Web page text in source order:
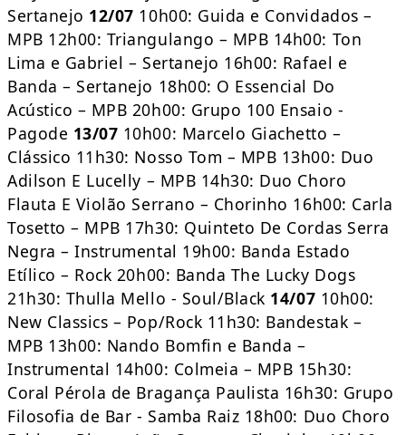
Sertanejo 12/07 10h00: Guida e Convidados –
MPB 12h00: Triangulango – MPB 14h00: Ton
Lima e Gabriel – Sertanejo 16h00: Rafael e
Banda – Sertanejo 18h00: O Essencial Do
Acústico – MPB 20h00: Grupo 100 Ensaio -
Pagode 13/07 10h00: Marcelo Giachetto –
Clássico 11h30: Nosso Tom – MPB 13h00: Duo
Adilson E Lucelly – MPB 14h30: Duo Choro
Flauta E Violão Serrano – Chorinho 16h00: Carla
Tosetto – MPB 17h30: Quinteto De Cordas Serra
Negra – Instrumental 19h00: Banda Estado
Etílico – Rock 20h00: Banda The Lucky Dogs
21h30: Thulla Mello - Soul/Black 14/07 10h00:
New Classics – Pop/Rock 11h30: Bandestak –
MPB 13h00: Nando Bomfin e Banda –
Instrumental 14h00: Colmeia – MPB 15h30:
Coral Pérola de Bragança Paulista 16h30: Grupo
Filosofia de Bar - Samba Raiz 18h00: Duo Choro